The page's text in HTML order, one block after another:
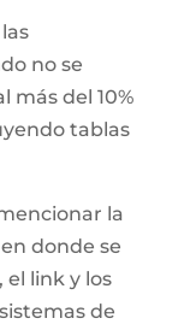
no se
más del 10%
tablas
la
donde se
link y los
de